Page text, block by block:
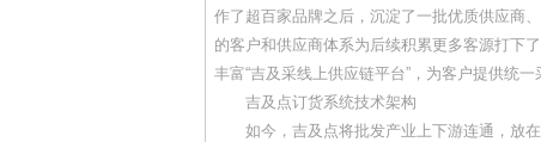
作了超百家品牌之后，沉淀了一批优质供应商
的客户和供应商体系为后续积累更多客源打下
丰富“吉及采线上供应链平台”，为客户提供统一
吉及点订货系统技术架构
如今，吉及点将批发产业上下游连通，放在